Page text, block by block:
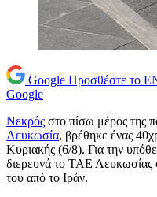
Google Προσθέστε το
Google
Νεκρός στο πίσω μέρος της
Λευκωσία, βρέθηκε ένας
Κυριακής (6/8). Για την
διερευνά το ΤΑΕ Λευκωσίας
του από το Ιράν.